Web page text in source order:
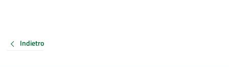
Indietro